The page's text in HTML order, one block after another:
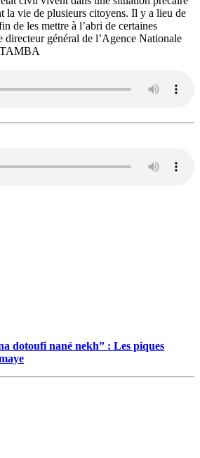
la vie de plusieurs citoyens. Il y a lieu de
de les mettre à l’abri de certaines
directeur général de l’Agence Nationale
dotoufi nané nekh” : Les piques